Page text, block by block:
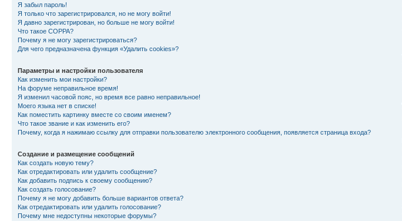
Я забыл пароль!
Я только что зарегистрировался, но не могу войти!
Я давно зарегистрирован, но больше не могу войти!
Что такое COPPA?
Почему я не могу зарегистрироваться?
Для чего предназначена функция «Удалить cookies»?
Параметры и настройки пользователя
Как изменить мои настройки?
На форуме неправильное время!
Я изменил часовой пояс, но время все равно неправильное!
Моего языка нет в списке!
Как поместить картинку вместе со своим именем?
Что такое звание и как изменить его?
Почему, когда я нажимаю ссылку для отправки пользователю электронного сообщения, появляется страница входа?
Создание и размещение сообщений
Как создать новую тему?
Как отредактировать или удалить сообщение?
Как добавить подпись к своему сообщению?
Как создать голосование?
Почему я не могу добавить больше вариантов ответа?
Как отредактировать или удалить голосование?
Почему мне недоступны некоторые форумы?